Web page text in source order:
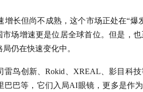
长但尚不成熟，这个市场正处在“爆
场增速更是位居全球首位。但是，
仍在快速变化中。
雷鸟创新、Rokid、XREAL、影目科
巴巴等，它们入局AI眼镜，更多是作